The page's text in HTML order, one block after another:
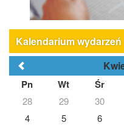
Kalendarium wydarzeń
Pn Wt Śr
28 29 30
4
5 6